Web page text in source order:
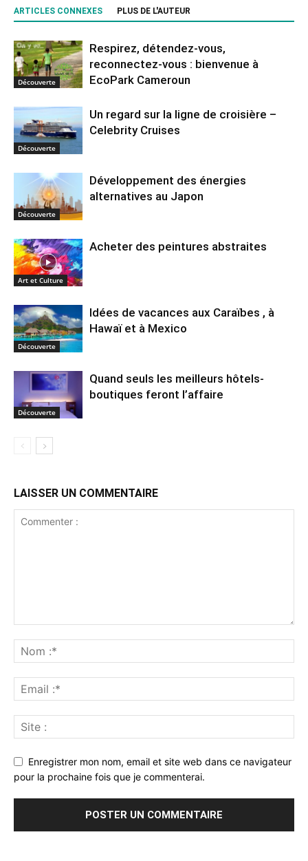
ARTICLES CONNEXES PLUS DE L'AUTEUR
Découverte
Respirez, détendez-vous,
reconnectez-vous : bienvenue à
EcoPark Cameroun
Découverte
Un regard sur la ligne de croisière –
Celebrity Cruises
Découverte
Développement des énergies
alternatives au Japon
Art et Culture
Acheter des peintures abstraites
Découverte
Idées de vacances aux Caraïbes , à
Hawaï et à Mexico
Découverte
Quand seuls les meilleurs hôtels-
boutiques feront l’affaire
LAISSER UN COMMENTAIRE
Enregistrer mon nom, email et site web dans ce navigateur
pour la prochaine fois que je commenterai.